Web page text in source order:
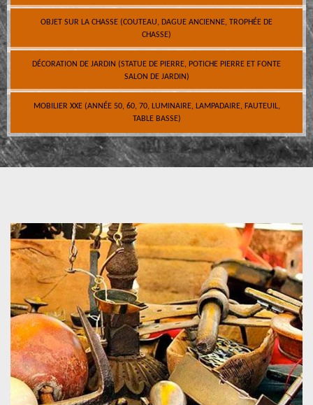
OBJET SUR LA CHASSE (COUTEAU, DAGUE ANCIENNE, TROPHÉE DE
CHASSE)
DÉCORATION DE JARDIN (STATUE DE PIERRE, POTICHE PIERRE ET FONTE
SALON DE JARDIN)
MOBILIER XXE (ANNÉE 50, 60, 70, LUMINAIRE, LAMPADAIRE, FAUTEUIL,
TABLE BASSE)